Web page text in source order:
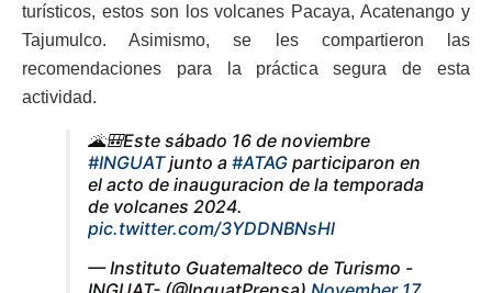
turísticos, estos son los volcanes Pacaya, Acatenango y
Tajumulco. Asimismo, se les compartieron las
recomendaciones para la práctica segura de esta
actividad.
🌋🎒Este sábado 16 de noviembre
#INGUATjunto a #ATAG participaron en
el acto de inauguracion de la temporada
de volcanes 2024.
pic.twitter.com/3YDDNBNsHl
— Instituto Guatemalteco de Turismo -